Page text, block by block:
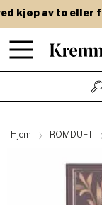
Hopp
til
kjøp av to eller
Hjem ROMDUFT